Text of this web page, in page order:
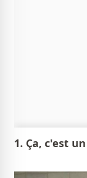
1. Ça, c'est